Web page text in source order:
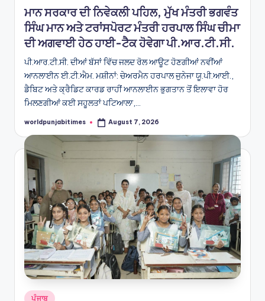
ਮਾਨ ਸਰਕਾਰ ਦੀ ਨਿਵੇਕਲੀ ਪਹਿਲ, ਮੁੱਖ ਮੰਤਰੀ ਭਗਵੰਤ
ਸਿੰਘ ਮਾਨ ਅਤੇ ਟਰਾਂਸਪੋਰਟ ਮੰਤਰੀ ਹਰਪਾਲ ਸਿੰਘ ਚੀਮਾ
ਦੀ ਅਗਵਾਈ ਹੇਠ ਹਾਈ-ਟੈਕ ਹੋਵੇਗਾ ਪੀ.ਆਰ.ਟੀ.ਸੀ.
ਪੀ.ਆਰ.ਟੀ.ਸੀ. ਦੀਆਂ ਬੱਸਾਂ ਵਿੱਚ ਜਲਦ ਰੋਲ ਆਊਟ ਹੋਣਗੀਆਂ ਨਵੀਂਆਂ
ਆਨਲਾਈਨ ਈ.ਟੀ.ਐਮ. ਮਸ਼ੀਨਾਂ: ਚੇਅਰਮੈਨ ਹਰਪਾਲ ਜੁਨੇਜਾ ਯੂ.ਪੀ.ਆਈ.,
ਡੈਬਿਟ ਅਤੇ ਕ੍ਰੈਡਿਟ ਕਾਰਡ ਰਾਹੀਂ ਆਨਲਾਈਨ ਭੁਗਤਾਨ ਤੋਂ ਇਲਾਵਾ ਹੋਰ
ਮਿਲਣਗੀਆਂ ਕਈ ਸਹੂਲਤਾਂ ਪਟਿਆਲਾ,…
Posted
worldpunjabitimes August 7, 2026
Posted
ਪੰਜਾਬ